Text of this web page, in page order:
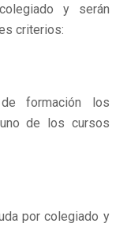
y serán
criterios:
formación los
de los cursos
por colegiado y